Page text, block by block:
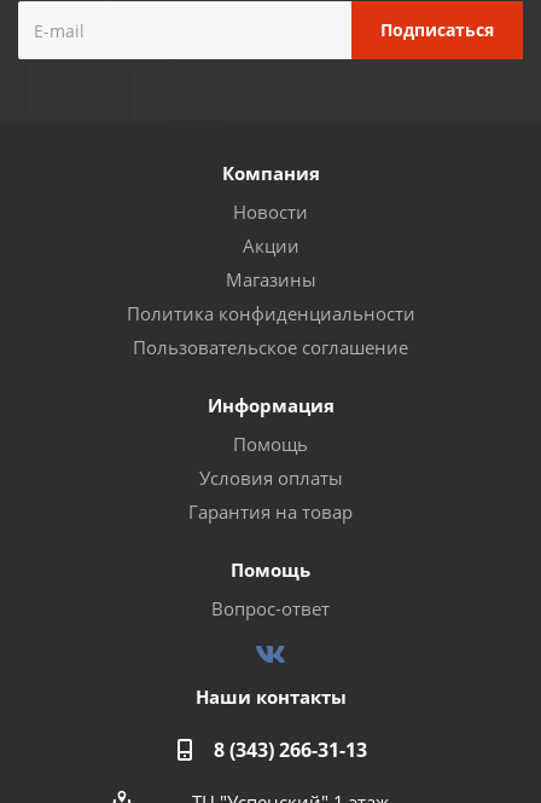
Компания
Новости
Акции
Магазины
Политика конфиденциальности
Пользовательское соглашение
Информация
Помощь
Условия оплаты
Гарантия на товар
Помощь
Вопрос-ответ
Наши контакты
8 (343) 266-31-13